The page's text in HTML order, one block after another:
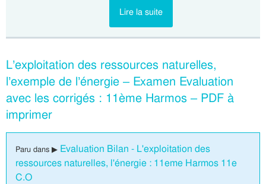
Lire la suite
L’exploitation des ressources naturelles,
l’exemple de l’énergie – Examen Evaluation
avec les corrigés : 11ème Harmos – PDF à
imprimer
Paru dans ▶ Evaluation Bilan - L'exploitation des
ressources naturelles, l'énergie : 11eme Harmos 11e
C.O